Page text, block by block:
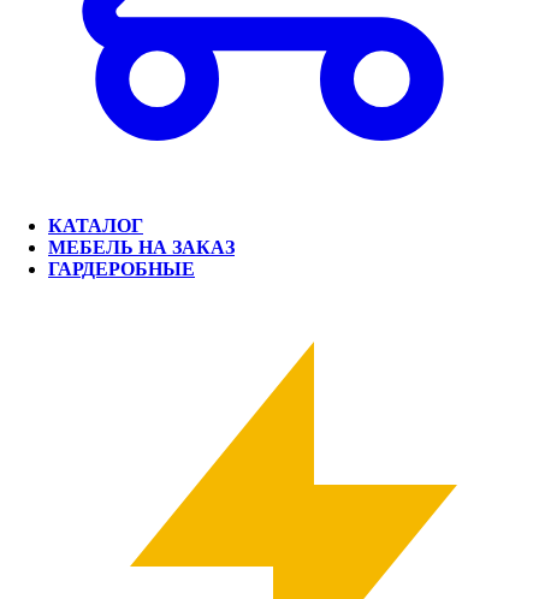
КАТАЛОГ
МЕБЕЛЬ НА ЗАКАЗ
ГАРДЕРОБНЫЕ